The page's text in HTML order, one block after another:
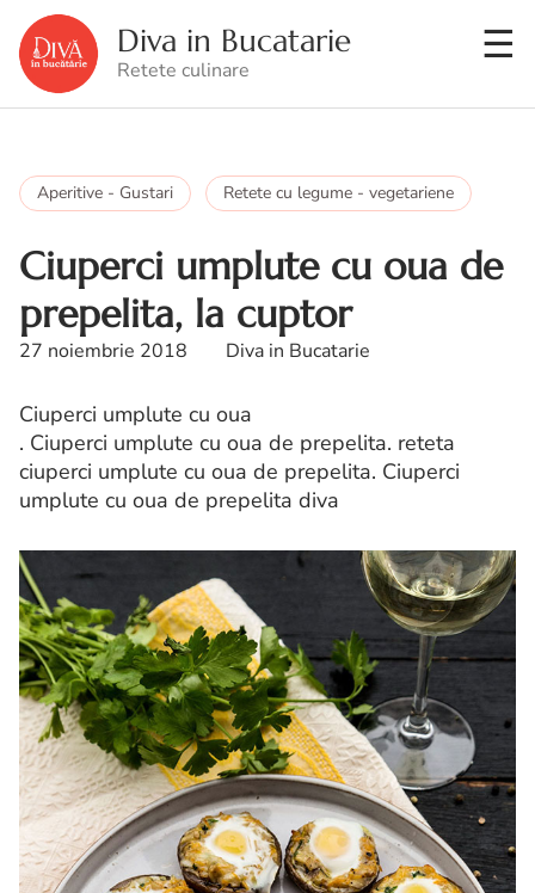
Diva in Bucatarie
Retete culinare
Aperitive - Gustari Retete cu legume - vegetariene
Ciuperci umplute cu oua de
prepelita, la cuptor
27 noiembrie 2018 Diva in Bucatarie
Ciuperci umplute cu oua
. Ciuperci umplute cu oua de prepelita. reteta
ciuperci umplute cu oua de prepelita. Ciuperci
umplute cu oua de prepelita diva